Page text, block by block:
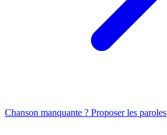
Chanson manquante ? Proposer les paroles